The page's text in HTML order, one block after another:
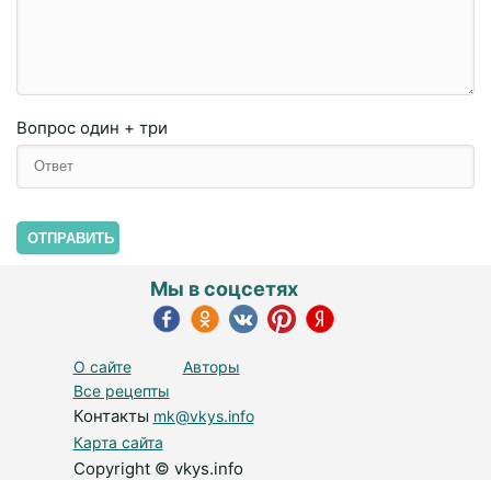
Вопрос один + три
ОТПРАВИТЬ
О сайте
Авторы
Все рецепты
Контакты mk@vkys.info
Карта сайта
Copyright © vkys.info
Мы в соцсетях